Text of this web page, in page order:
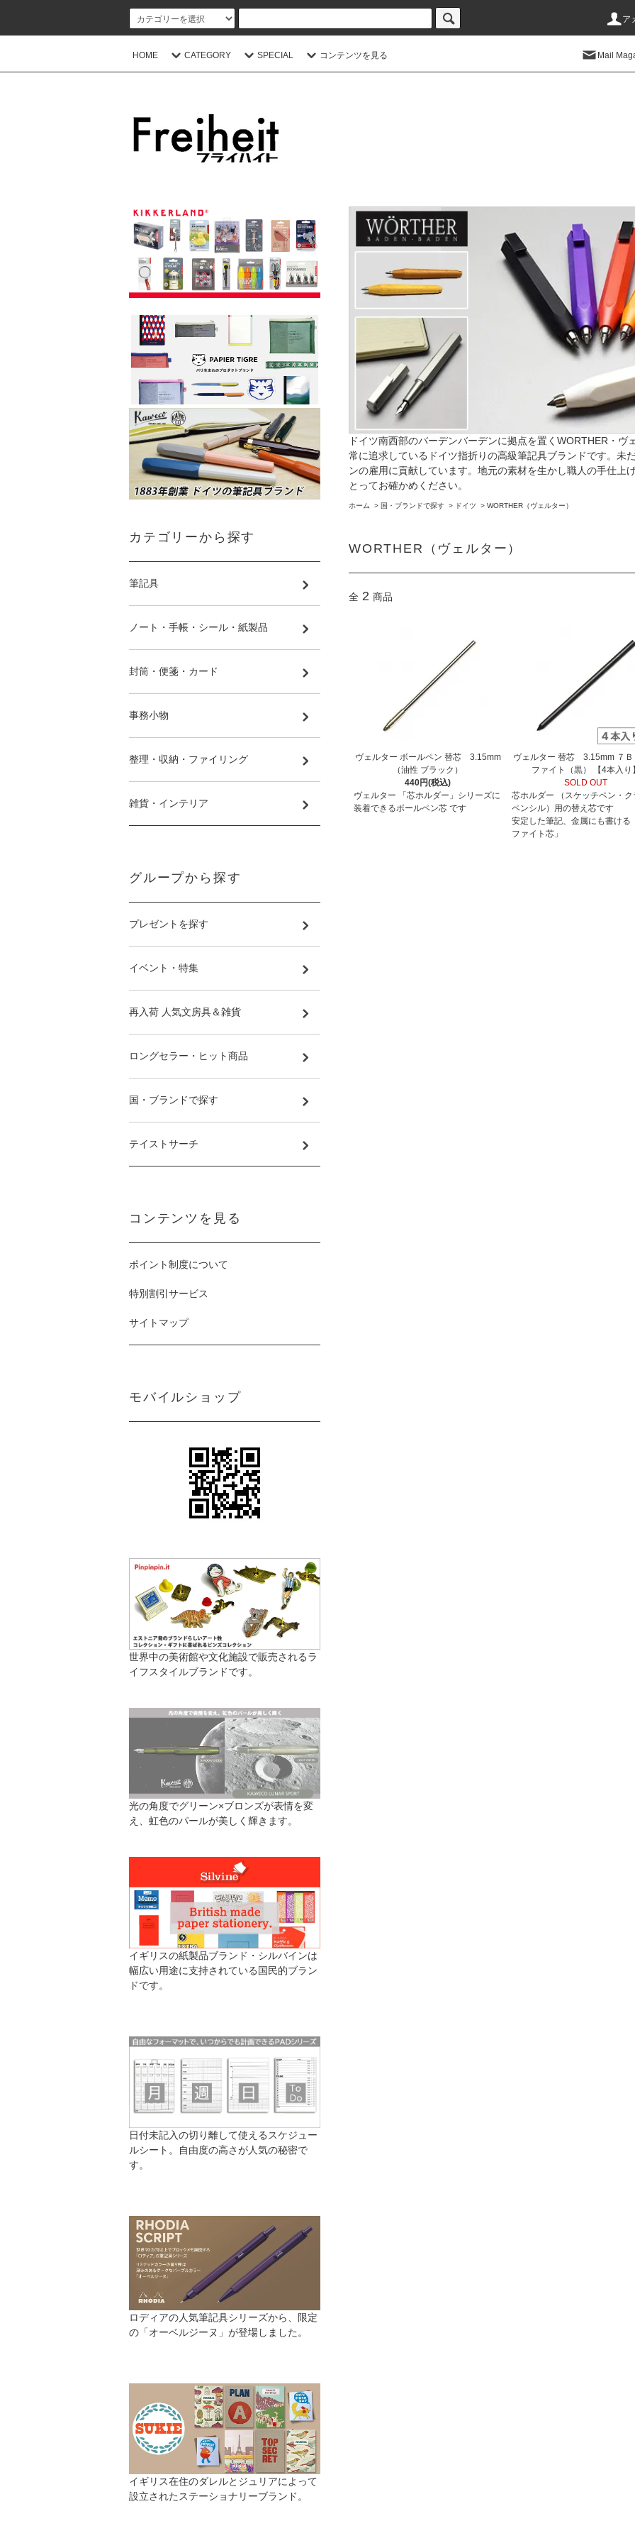
ア
HOME CATEGORY SPECIAL コンテンツを見る Mail
ドイツ南西部のバーデンバーデンに拠点を置くWORTHER・
常に追求しているドイツ指折りの高級筆記具ブランドです。未
ンの雇用に貢献しています。地元の素材を生かし職人の手仕上
とってお確かめください。
ホーム > 国・ブランドで探す > ドイツ > WORTHER（ヴェルター）
WORTHER（ヴェルター）
全 2 商品
ヴェルター ボールペン 替芯 3.15mm
（油性 ブラック）
440円(税込)
ヴェルター 「芯ホルダー」シリーズに
装着できるボールペン芯 です
ヴェルター 替芯 3.15mm ７
ファイト（黒） 【4本入り】
SOLD OUT
芯ホルダー （スケッチペン・ク
ペンシル）用の替え芯です
安定した筆記、金属にも書ける
ファイト芯」
カテゴリーから探す
筆記具
ノート・手帳・シール・紙製品
封筒・便箋・カード
事務小物
整理・収納・ファイリング
雑貨・インテリア
グループから探す
プレゼントを探す
イベント・特集
再入荷 人気文房具＆雑貨
ロングセラー・ヒット商品
国・ブランドで探す
テイストサーチ
コンテンツを見る
ポイント制度について
特別割引サービス
サイトマップ
モバイルショップ
世界中の美術館や文化施設で販売されるラ
イフスタイルブランドです。
光の角度でグリーン×ブロンズが表情を変
え、虹色のパールが美しく輝きます。
イギリスの紙製品ブランド・シルバインは
幅広い用途に支持されている国民的ブラン
ドです。
日付未記入の切り離して使えるスケジュー
ルシート。自由度の高さが人気の秘密で
す。
ロディアの人気筆記具シリーズから、限定
の「オーベルジーヌ」が登場しました。
イギリス在住のダレルとジュリアによって
設立されたステーショナリーブランド。